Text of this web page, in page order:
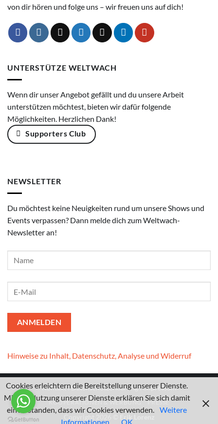
von dir hören und folge uns – wir freuen uns auf dich!
UNTERSTÜTZE WELTWACH
Wenn dir unser Angebot gefällt und du unsere Arbeit
unterstützen möchtest, bieten wir dafür folgende
Möglichkeiten. Herzlichen Dank!
Supporters Club
NEWSLETTER
Du möchtest keine Neuigkeiten rund um unsere Shows und
Events verpassen? Dann melde dich zum Weltwach-
Newsletter an!
Hinweise zu Inhalt, Datenschutz, Analyse und Widerruf
KontaktI DatenschutzerklärungIImpressum
KOOPERATIONEN & WERBUNG PRESSE
Cookies erleichtern die Bereitstellung unserer Dienste.
Mit der Nutzung unserer Dienste erklären Sie sich damit
einverstanden, dass wir Cookies verwenden. Weitere
Informationen
OK